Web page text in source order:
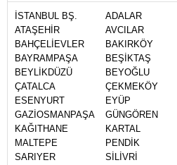
İSTANBUL BŞ. ADALAR
ATAŞEHİR
AVCILAR
BAHÇELİEVLER
BAKIRKÖY
BAYRAMPAŞA
BEŞİKTAŞ
BEYLİKDÜZÜ
BEYOĞLU
ÇATALCA
ÇEKMEKÖY
ESENYURT
EYÜP
GAZİOSMANPAŞA
GÜNGÖREN
KAĞITHANE
KARTAL
MALTEPE
PENDİK
SARIYER
SİLİVRİ